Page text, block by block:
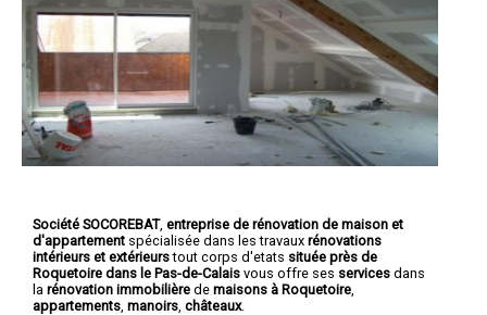
Société SOCOREBAT, entreprise de rénovation de maison et
d'appartement spécialisée dans les travaux rénovations
intérieurs et extérieurstout corps d'etats située près de
Roquetoire dans le Pas-de-Calais vous offre ses services dans
la rénovation immobilière de maisons à Roquetoire
appartements manoirs châteaux.